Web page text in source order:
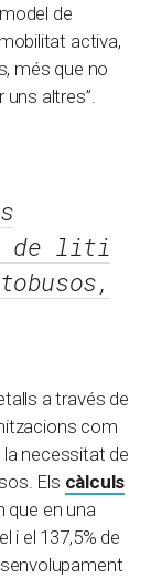
de
activa,
més que no
altres”.
de liti
a través de
com
necessitat de
Els càlculs
que en una
i el 137,5% de